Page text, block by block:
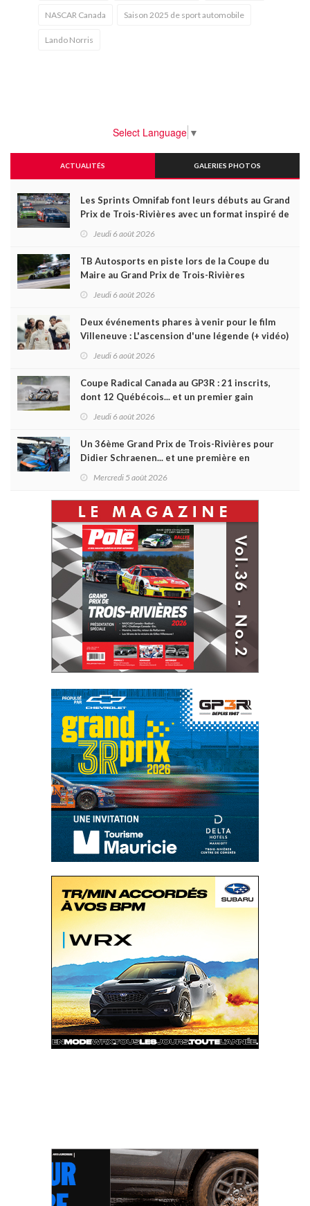
NASCAR Canada Saison 2025 de sport automobile
Lando Norris
Select Language ▼
ACTUALITÉS GALERIES PHOTOS
Les Sprints Omnifab font leurs débuts au Grand
Prix de Trois-Rivières avec un format inspiré de
Jeudi 6 août 2026
TB Autosports en piste lors de la Coupe du
Maire au Grand Prix de Trois-Rivières
Jeudi 6 août 2026
Deux événements phares à venir pour le film
Villeneuve : L'ascension d'une légende (+ vidéo)
Jeudi 6 août 2026
Coupe Radical Canada au GP3R : 21 inscrits,
dont 12 Québécois... et un premier gain
Jeudi 6 août 2026
Un 36ème Grand Prix de Trois-Rivières pour
Didier Schraenen... et une première en
Mercredi 5 août 2026